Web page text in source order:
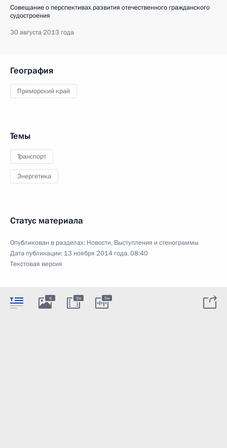
Совещание о перспективах развития отечественного гражданского
судостроения
30 августа 2013 года
География
Приморский край
Темы
Транспорт
Энергетика
Статус материала
Опубликован в разделах: Новости, Выступления и стенограммы
Дата публикации: 13 ноября 2014 года, 08:40
Текстовая версия
4 5м 5м